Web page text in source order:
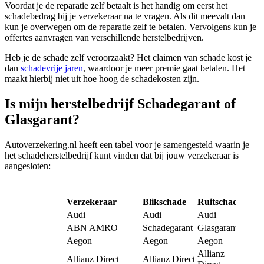
Voordat je de reparatie zelf betaalt is het handig om eerst het
schadebedrag bij je verzekeraar na te vragen. Als dit meevalt dan
kun je overwegen om de reparatie zelf te betalen. Vervolgens kun je
offertes aanvragen van verschillende herstelbedrijven.
Heb je de schade zelf veroorzaakt? Het claimen van schade kost je
dan schadevrije jaren, waardoor je meer premie gaat betalen. Het
maakt hierbij niet uit hoe hoog de schadekosten zijn.
Is mijn herstelbedrijf Schadegarant of
Glasgarant?
Autoverzekering.nl heeft een tabel voor je samengesteld waarin je
het schadeherstelbedrijf kunt vinden dat bij jouw verzekeraar is
aangesloten:
Verzekeraar Blikschade
Ruitschade
Audi
Audi
Audi
ABN AMRO
Schadegarant Glasgarant
Aegon
Aegon
Aegon
Allianz Direct
Allianz Direct
Allianz